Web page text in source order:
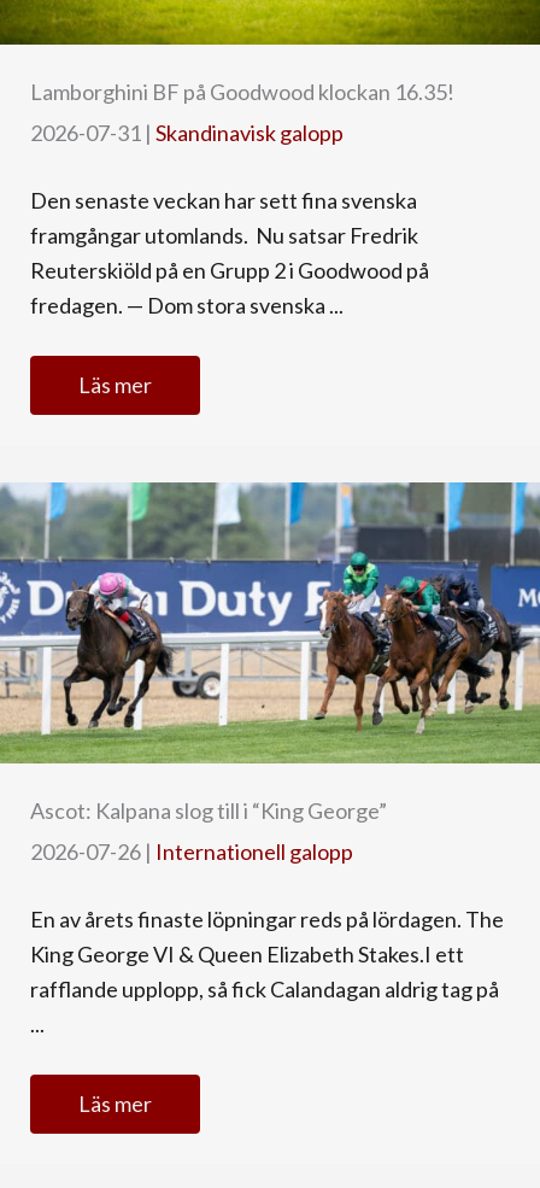
Lamborghini BF på Goodwood klockan 16.35!
2026-07-31 | Skandinavisk galopp
Den senaste veckan har sett fina svenska
framgångar utomlands. Nu satsar Fredrik
Reuterskiöld på en Grupp 2 i Goodwood på
fredagen. — Dom stora svenska ...
Läs mer
Ascot: Kalpana slog till i “King George”
2026-07-26 | Internationell galopp
En av årets finaste löpningar reds på lördagen. The
King George VI & Queen Elizabeth Stakes.I ett
rafflande upplopp, så fick Calandagan aldrig tag på
...
Läs mer